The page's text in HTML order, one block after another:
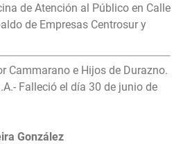
de Atención al Público en Calle
de Empresas Centrosur y
Cammarano e Hijos de Durazno.
Falleció el día 30 de junio de
González